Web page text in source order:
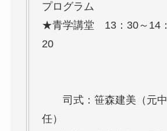
プログラム
★青学講堂 13：30～14：
◇礼
司式：笹森建美（元中
任）